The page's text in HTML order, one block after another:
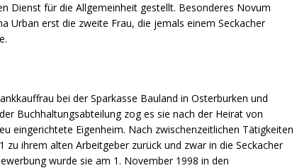
Dienst für die Allgemeinheit gestellt. Besonderes Novum
Urban erst die zweite Frau, die jemals einem Seckacher
bei der Sparkasse Bauland in Osterburken und
Buchhaltungsabteilung zog es sie nach der Heirat von
eingerichtete Eigenheim. Nach zwischenzeitlichen Tätigkeiten
zu ihrem alten Arbeitgeber zurück und zwar in die Seckacher
wurde sie am 1. November 1998 in den